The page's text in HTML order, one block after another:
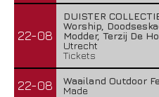
22-08
DUISTER
Worship,
Modder, Terzij De
Utrecht
Tickets
22-08
Waailand Outdoor
Made